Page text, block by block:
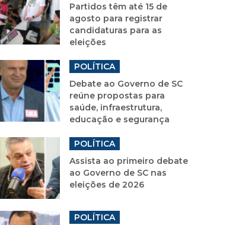
Partidos têm até 15 de
agosto para registrar
candidaturas para as
eleições
POLÍTICA
Debate ao Governo de SC
reúne propostas para
saúde, infraestrutura,
educação e segurança
POLÍTICA
Assista ao primeiro debate
ao Governo de SC nas
eleições de 2026
POLÍTICA